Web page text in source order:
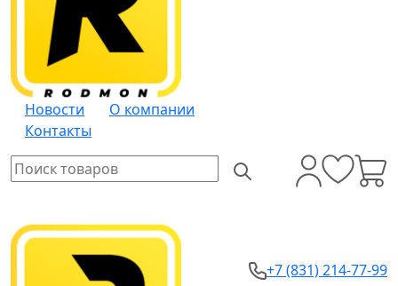
Новости
О компании
Контакты
+7 (831) 214-77-99